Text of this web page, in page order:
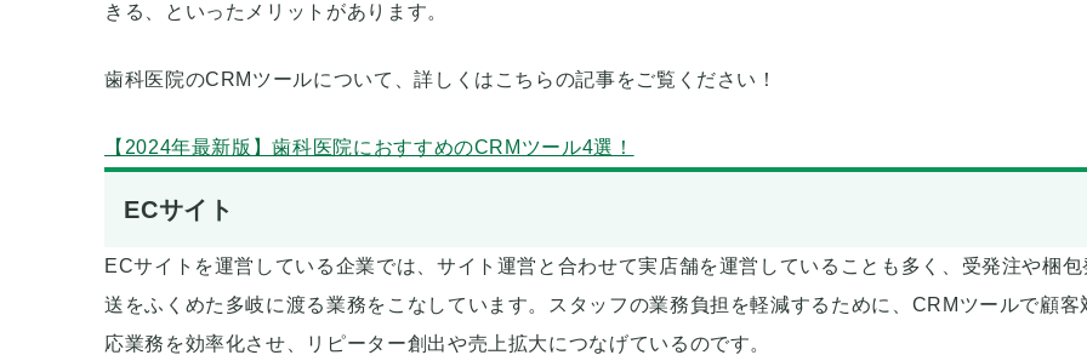
きる、といったメリットがあります。
歯科医院のCRMツールについて、詳しくはこちらの記事をご覧ください！
【2024年最新版】歯科医院におすすめのCRMツール4選！
ECサイト
ECサイトを運営している企業では、サイト運営と合わせて実店舗を運営していることも多く、受発注や梱包
送をふくめた多岐に渡る業務をこなしています。スタッフの業務負担を軽減するために、CRMツールで顧客
応業務を効率化させ、リピーター創出や売上拡大につなげているのです。